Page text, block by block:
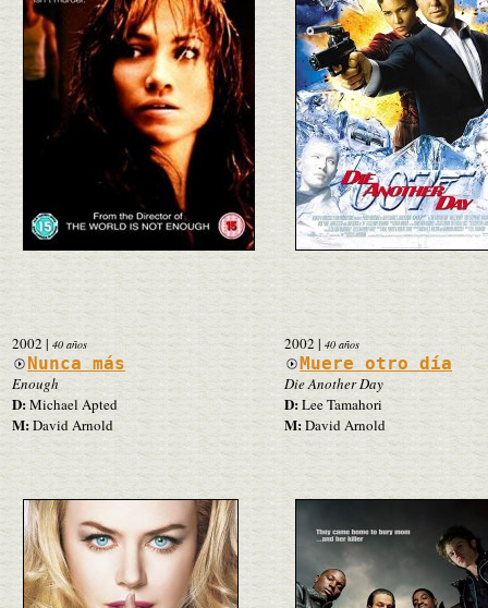
2002| 40 años
Nunca más
Enough
D:Michael Apted
M:David Arnold
2002 | 40 años
Muere otro día
Die Another Day
D:Lee Tamahori
M:David Arnold